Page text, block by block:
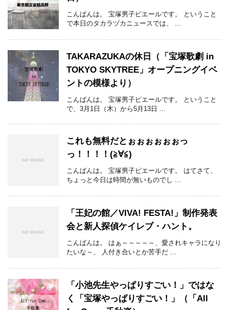
こんばんは。 宝塚男子ピエールです。 ということ
で本日のタカラヅカニュースでは、 ...
TAKARAZUKAの休日（「宝塚歌劇 in
TOKYO SKYTREE」オープニングイベ
ントの模様より）
こんばんは。 宝塚男子ピエールです。 ということ
で、3月1日（木）から5月13日 ...
これも無料だとぉぉぉぉぉぉっ
っ！！！！(≧∀≦)
こんばんは。 宝塚男子ピエールです。 はてさて、
ちょっと今日は時間が無いものでし ...
「王妃の館／VIVA! FESTA!」制作発表
会と新人探偵ケイレブ・ハント。
こんばんは。 はぁ～～～～～、愛されキャラになり
たいな～、 人付き合いとか苦手だ ...
「小池先生やっぱりすごい！」ではな
く「宝塚やっぱりすごい！」（「All